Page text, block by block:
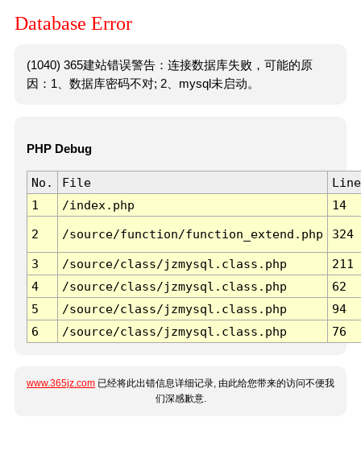
Database Error
(1040) 365建站错误警告：连接数据库失败，可能的原
因：1、数据库密码不对; 2、mysql未启动。
PHP Debug
No. File
Line
1
/index.php 14
2 /source/function/function_extend.php 324
3 /source/class/jzmysql.class.php
211
4
/source/class/jzmysql.class.php
62
5
/source/class/jzmysql.class.php
94
6
/source/class/jzmysql.class.php 76
www.365jz.com 已经将此出错信息详细记录, 由此给您带来的访问不便我
们深感歉意.